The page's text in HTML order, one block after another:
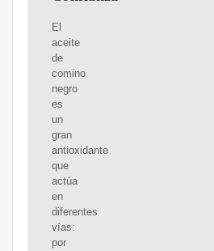
El
aceite
de
comino
negro
es
un
gran
antioxidante
que
actúa
en
diferentes
vías:
por